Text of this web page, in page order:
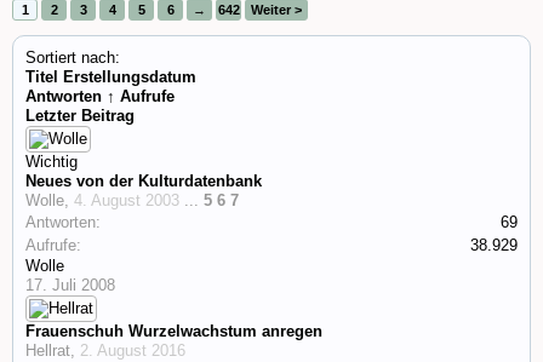
1 2 3 4 5 6 → 642 Weiter >
Sortiert nach:
Titel
Erstellungsdatum
Antworten ↑ Aufrufe
Letzter Beitrag
Wichtig
Neues von der Kulturdatenbank
Wolle, 4. August 2003 ... 5 6 7
Antworten:
69
Aufrufe:
38.929
Wolle
17. Juli 2008
Frauenschuh Wurzelwachstum anregen
Hellrat, 2. August 2016